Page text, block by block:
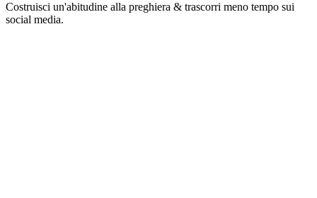
Costruisci un'abitudine alla preghiera & trascorri meno tempo sui
social media.